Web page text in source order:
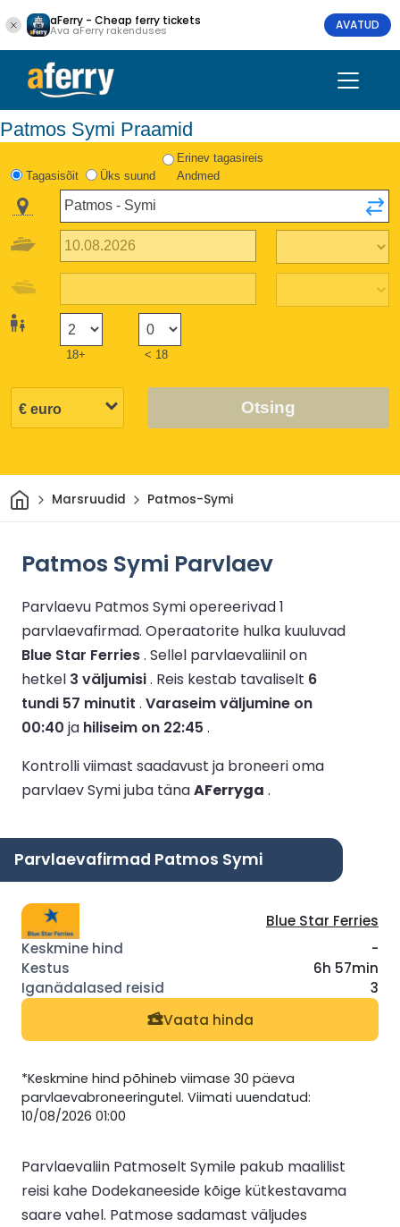
aFerry - Cheap ferry tickets
Ava aFerry rakenduses AVATUD
Patmos Symi Praamid
Tagasisõit Üks suund
Erinev tagasireis
Andmed
18+ < 18
Otsing
Avaleht
Marsruudid Patmos-Symi
Patmos Symi Parvlaev
Parvlaevu Patmos Symi opereerivad 1
parvlaevafirmad. Operaatorite hulka kuuluvad
Blue Star Ferries. Sellel parvlaevaliinil on
hetkel 3 väljumisi. Reis kestab tavaliselt 6
tundi 57 minutit . Varaseim väljumine on
00:40 ja hiliseim on 22:45 .
Kontrolli viimast saadavust ja broneeri oma
parvlaev Symi juba tänaAFerryga .
Parvlaevafirmad Patmos Symi
Blue Star Ferries
-
6h 57min
3
Vaata hinda
*Keskmine hind põhineb viimase 30 päeva
parvlaevabroneeringutel. Viimati uuendatud:
10/08/2026 01:00
Parvlaevaliin Patmoselt Symile pakub maalilist
reisi kahe Dodekaneeside kõige kütkestavama
saare vahel. Patmose sadamast väljudes